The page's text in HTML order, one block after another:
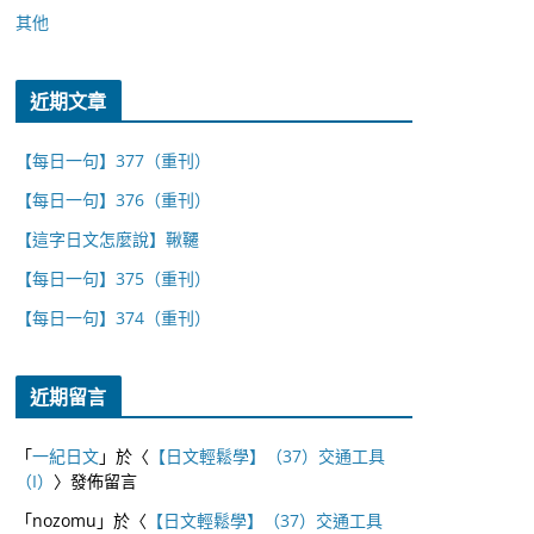
其他
近期文章
【每日一句】377（重刊）
【每日一句】376（重刊）
【這字日文怎麼說】鞦韆
【每日一句】375（重刊）
【每日一句】374（重刊）
近期留言
「一紀日文」於〈 【日文輕鬆學】（37）交通工具
（I） 〉發佈留言
「nozomu 」於〈 【日文輕鬆學】（37）交通工具